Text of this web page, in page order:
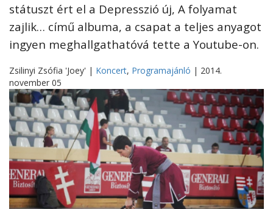
státuszt ért el a Depresszió új, A folyamat
zajlik… című albuma, a csapat a teljes anyagot
ingyen meghallgathatóvá tette a Youtube-on.
Zsilinyi Zsófia 'Joey' | Koncert, Programajánló | 2014.
november 05